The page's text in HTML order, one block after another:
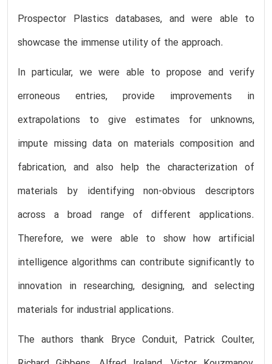
Prospector Plastics databases, and were able to
showcase the immense utility of the approach.
In particular, we were able to propose and verify
erroneous entries, provide improvements in
extrapolations to give estimates for unknowns,
impute missing data on materials composition and
fabrication, and also help the characterization of
materials by identifying non-obvious descriptors
across a broad range of different applications.
Therefore, we were able to show how artificial
intelligence algorithms can contribute significantly to
innovation in researching, designing, and selecting
materials for industrial applications.
The authors thank Bryce Conduit, Patrick Coulter,